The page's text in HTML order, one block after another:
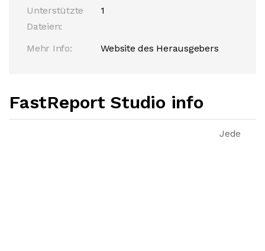
Unterstützte
Dateien:
1
Mehr Info: Website des Herausgebers
FastReport Studio info
Jede